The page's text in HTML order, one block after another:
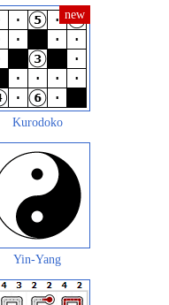
Kurodoko
Yin-Yang